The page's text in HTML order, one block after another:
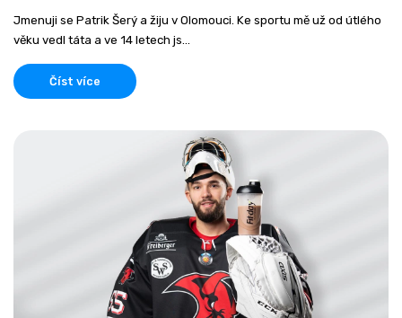
Jmenuji se Patrik Šerý a žiju v Olomouci. Ke sportu mě už od útlého
věku vedl táta a ve 14 letech js...
Číst více